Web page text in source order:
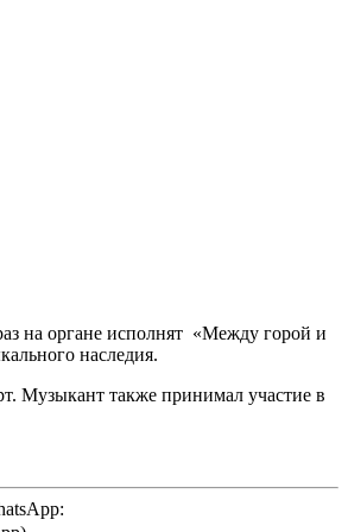
на органе исполнят «Между горой и
наследия.
Музыкант также принимал участие в